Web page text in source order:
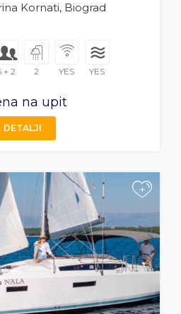
Kornati, Biograd
+ 2 2 YES YES
na upit
DETALJI
+